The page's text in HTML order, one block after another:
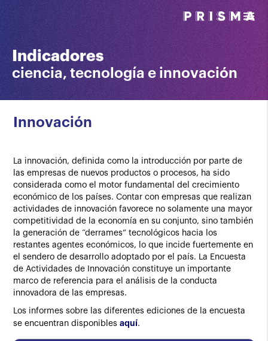
menu
Indicadores
ciencia, tecnología e innovación
Innovación
La innovación, definida como la introducción por parte de
las empresas de nuevos productos o procesos, ha sido
considerada como el motor fundamental del crecimiento
económico de los países. Contar con empresas que realizan
actividades de innovación favorece no solamente una mayor
competitividad de la economía en su conjunto, sino también
la generación de “derrames” tecnológicos hacia los
restantes agentes económicos, lo que incide fuertemente en
el sendero de desarrollo adoptado por el país. La Encuesta
de Actividades de Innovación constituye un importante
marco de referencia para el análisis de la conducta
innovadora de las empresas.
Los informes sobre las diferentes ediciones de la encuesta
se encuentran disponiblesaquí.